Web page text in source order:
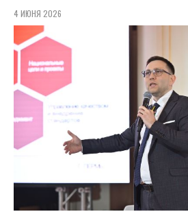
4 ИЮНЯ 2026